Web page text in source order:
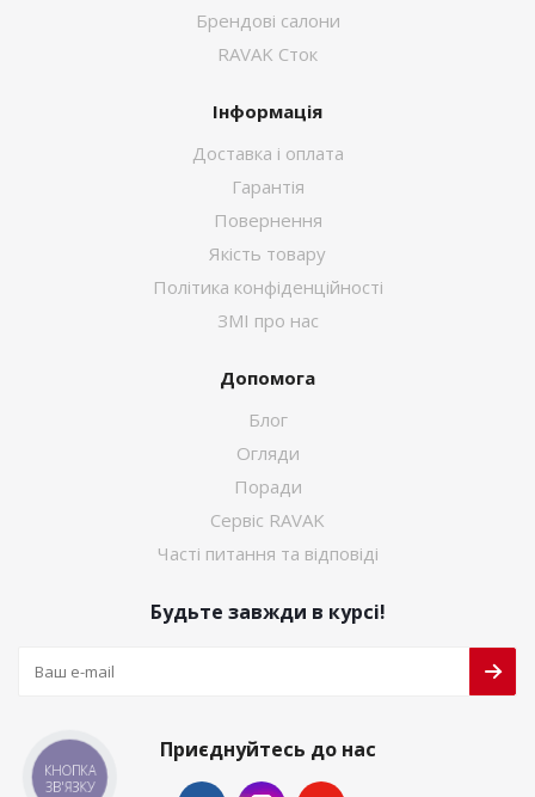
Брендові салони
RAVAK Сток
Інформація
Доставка і оплата
Гарантія
Повернення
Якість товару
Політика конфіденційності
ЗМІ про нас
Допомога
Блог
Огляди
Поради
Сервіс RAVAK
Часті питання та відповіді
Будьте завжди в курсі!
Приєднуйтесь до нас
КНОПКА
ЗВ'ЯЗКУ